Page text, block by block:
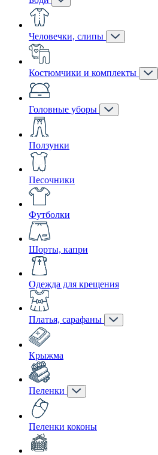
Человечки, слипы
Костюмчики и комплекты
Головные уборы
Ползунки
Песочники
Футболки
Шорты, капри
Одежда для крещения
Платья, сарафаны
Крыжма
Пеленки
Пеленки коконы